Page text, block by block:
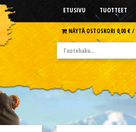
ETUSIVU TUOTTEET
NÄYTÄ OSTOSKORI 0,00 € /